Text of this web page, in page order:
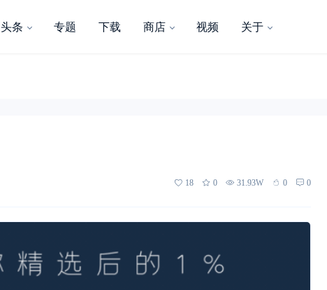
头条 专题 下载 商店 视频 关于
18 0 31.93W 0 0